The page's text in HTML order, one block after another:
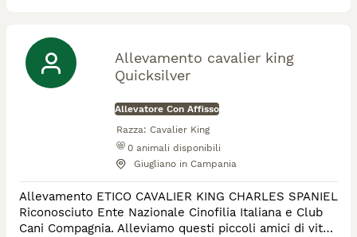
Allevamento cavalier king
Quicksilver
Allevatore Con Affisso
Razza: Cavalier King
0 animali disponibili
Giugliano in Campania
Allevamento ETICO CAVALIER KING CHARLES SPANIEL
Riconosciuto Ente Nazionale Cinofilia Italiana e Club
Cani Compagnia. Alleviamo questi piccoli amici di vita